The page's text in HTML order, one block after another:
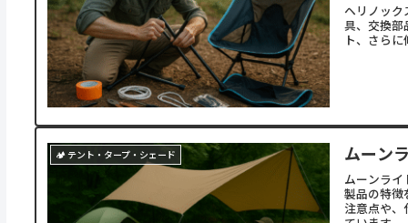
ヘリノッ
具、交換部
ト、さら
🏕 テント・タープ・シェード ムーン
ムーンラ
製品の特徴
注意点や